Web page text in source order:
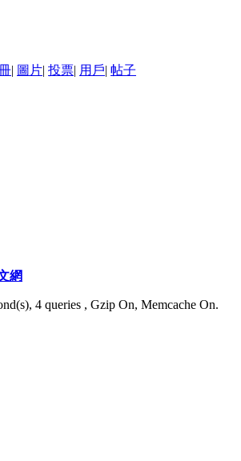
| 圖片| 投票| 用戶| 帖子
網
4 queries , Gzip On, Memcache On.